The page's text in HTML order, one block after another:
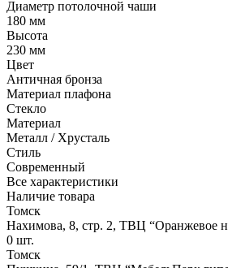
Диаметр потолочной чаши
180 мм
Высота
230 мм
Цвет
Античная бронза
Материал плафона
Стекло
Материал
Металл / Хрусталь
Стиль
Современный
Все характеристики
Наличие товара
Томск
Нахимова, 8, стр. 2​, ТВЦ “Оранжевое
0 шт.
Томск